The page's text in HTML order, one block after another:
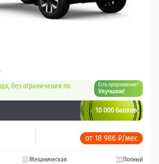
без ограничения по
Есть предложение?
Улучшим!
10 000 баллов
от 18 986 ₽/мес
Механическая Полный